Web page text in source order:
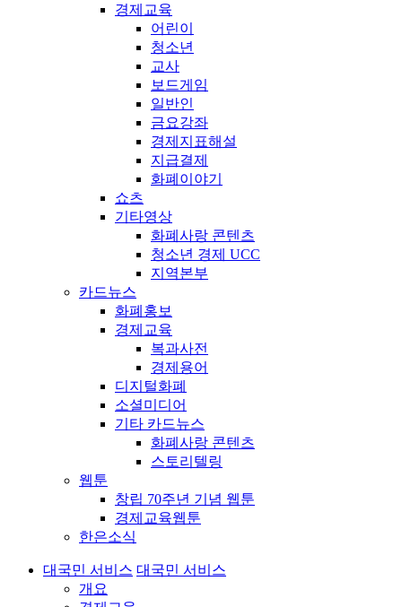
경제교육
어린이
청소년
교사
보드게임
일반인
금요강좌
경제지표해설
지급결제
화폐이야기
쇼츠
기타영상
화폐사랑 콘텐츠
청소년 경제 UCC
지역본부
카드뉴스
화폐홍보
경제교육
복과사전
경제용어
디지털화폐
소셜미디어
기타 카드뉴스
화폐사랑 콘텐츠
스토리텔링
웹툰
창립 70주년 기념 웹툰
경제교육웹툰
한은소식
대국민 서비스 대국민 서비스
개요